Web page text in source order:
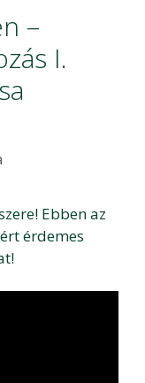
–
I.
Ebben az
érdemes